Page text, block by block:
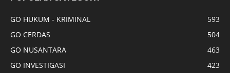
GO HUKUM - KRIMINAL
593
GO CERDAS
504
GO NUSANTARA
463
GO INVESTIGASI
423